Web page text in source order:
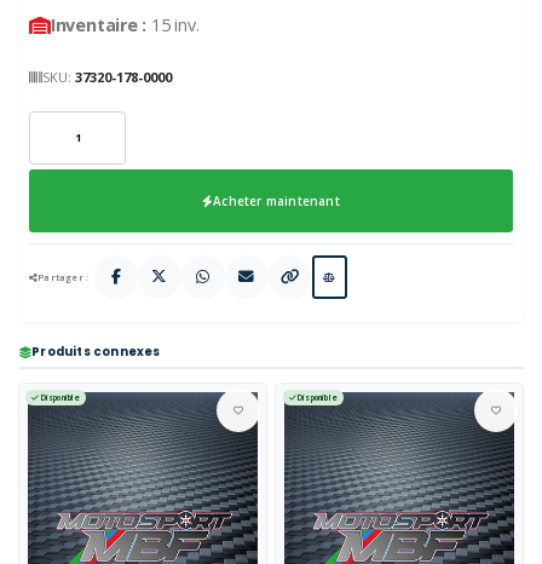
Inventaire : 15 inv.
SKU:37320-178-0000
Acheter maintenant
Partager :
Produits connexes
Disponible Disponible